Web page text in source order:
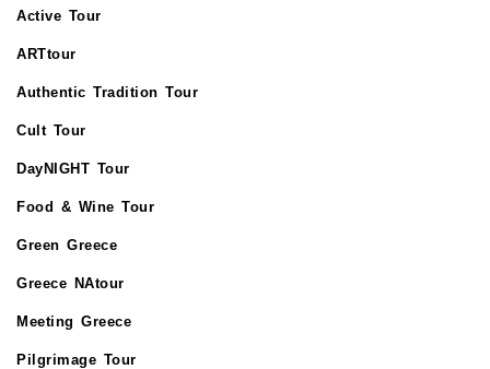
Active Tour
ARTtour
Authentic Tradition Tour
Cult Tour
DayNIGHT Tour
Food & Wine Tour
Green Greece
Greece NAtour
Meeting Greece
Pilgrimage Tour